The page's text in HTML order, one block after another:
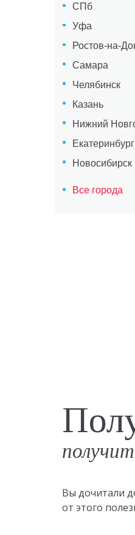
СПб
Уфа
Ростов-на-
Самара
Челябинск
Казань
Нижний
Екатеринбург
Новосибирск
Все города
Вы дочитали
от этого